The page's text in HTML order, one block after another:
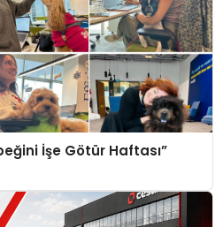
İşe Götür Haftası”